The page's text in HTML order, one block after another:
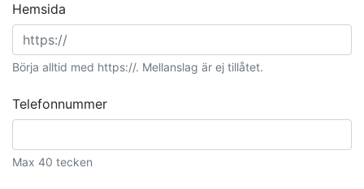
ställer Visit Dalarna idag inga särskilda
hållbarhetskrav utöver styrande lagar och regler.
Hemsida
Börja alltid med https://. Mellanslag är ej tillåtet.
Telefonnummer
Max 40 tecken